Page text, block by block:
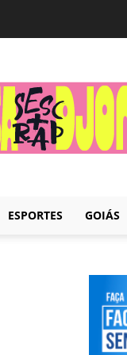
ESPORTES GOIÁS